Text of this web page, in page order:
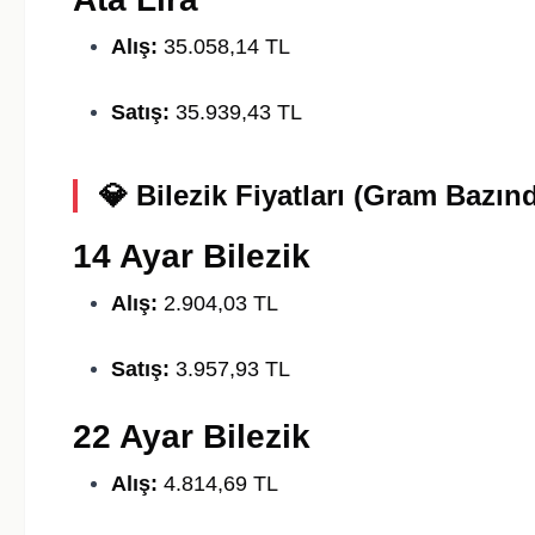
Alış: 35.058,14 TL
Satış: 35.939,43 TL
💎 Bilezik Fiyatları (Gram
14 Ayar Bilezik
Alış: 2.904,03 TL
Satış: 3.957,93 TL
22 Ayar Bilezik
Alış: 4.814,69 TL